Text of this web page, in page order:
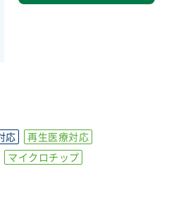
応
再生医療対応
マイクロチップ